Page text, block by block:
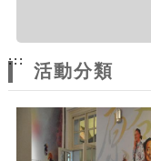
:::
活動分類